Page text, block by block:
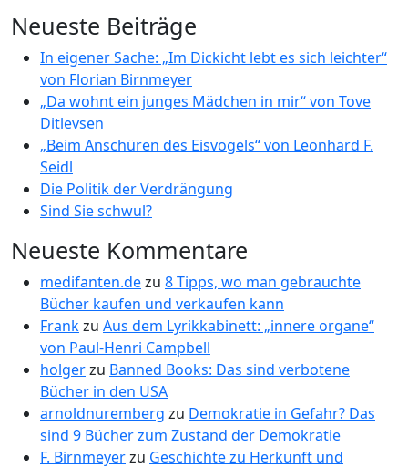
Neueste Beiträge
In eigener Sache: „Im Dickicht lebt es sich leichter“
von Florian Birnmeyer
„Da wohnt ein junges Mädchen in mir“ von Tove
Ditlevsen
„Beim Anschüren des Eisvogels“ von Leonhard F.
Seidl
Die Politik der Verdrängung
Sind Sie schwul?
Neueste Kommentare
medifanten.dezu 8 Tipps, wo man gebrauchte
Bücher kaufen und verkaufen kann
Frankzu Aus dem Lyrikkabinett: „innere organe“
von Paul-Henri Campbell
holgerzu Banned Books: Das sind verbotene
Bücher in den USA
arnoldnuremberg zu Demokratie in Gefahr? Das
sind 9 Bücher zum Zustand der Demokratie
F. Birnmeyerzu Geschichte zu Herkunft und